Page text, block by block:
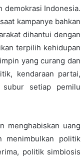
demokrasi Indonesia.
kampanye bahkan
dihantui dengan
terpilih kehidupan
yang curang dan
kendaraan partai,
subur setiap pemilu
menghabiskan uang
menimbulkan politik
politik simbiosis